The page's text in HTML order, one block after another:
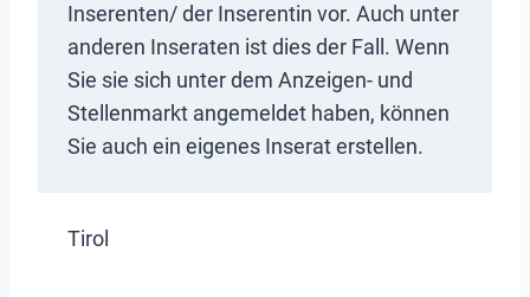
Inserenten/ der Inserentin vor. Auch unter
anderen Inseraten ist dies der Fall. Wenn
Sie sie sich unter dem Anzeigen- und
Stellenmarkt angemeldet haben, können
Sie auch ein eigenes Inserat erstellen.
Tirol